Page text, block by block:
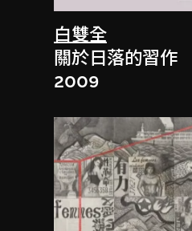
白雙全
關於日落的習作
2009